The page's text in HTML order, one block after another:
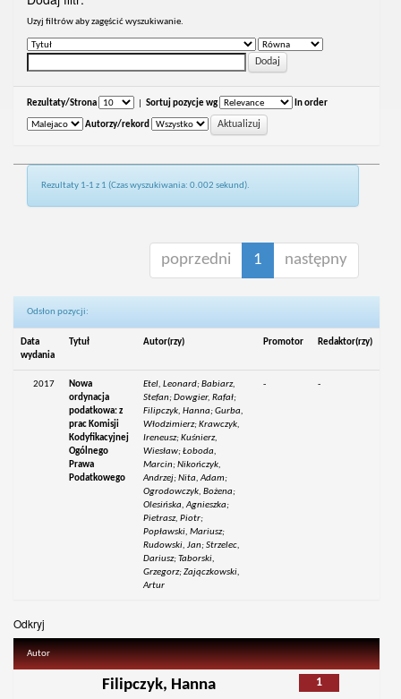
Uzyj filtrów aby zagęścić wyszukiwanie.
Rezultaty/Strona Sortuj pozycje wg In order
Autorzy/rekord
Rezultaty 1-1 z 1 (Czas wyszukiwania: 0.002 sekund).
poprzedni 1 następny
Odsłon pozycji:
Data
wydania
Tytuł Autor(rzy) Promotor Redaktor(rzy)
2017
Nowa
ordynacja
podatkowa: z
prac Komisji
Kodyfikacyjnej
Ogólnego
Prawa
Podatkowego
Etel, Leonard; Babiarz,
Stefan; Dowgier, Rafał;
Filipczyk, Hanna; Gurba,
Włodzimierz; Krawczyk,
Ireneusz; Kuśnierz,
Wiesław; Łoboda,
Marcin; Nikończyk,
Andrzej; Nita, Adam;
Ogrodowczyk, Bożena;
Olesińska, Agnieszka;
Pietrasz, Piotr;
Popławski, Mariusz;
Rudowski, Jan; Strzelec,
Dariusz; Taborski,
Grzegorz; Zajączkowski,
Artur
- -
Odkryj
Autor
1
Filipczyk, Hanna